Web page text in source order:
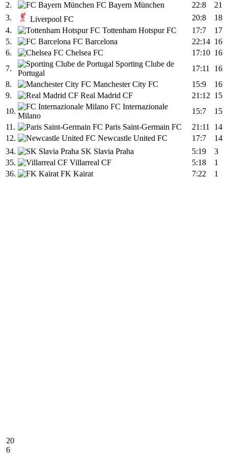
2.
FC Bayern München 22:8
21
3.
Liverpool FC 20:8
18
4.
Tottenham Hotspur FC 17:7
17
5.
FC Barcelona 22:14 16
6.
Chelsea FC 17:10 16
7.
Sporting Clube de
Portugal
17:11
16
8.
Manchester City FC 15:9
16
9.
Real Madrid CF 21:12 15
10.
FC Internazionale
Milano
15:7
15
11.
Paris Saint-Germain FC 21:11
14
12.
Newcastle United FC 17:7
14
34.
SK Slavia Praha 5:19
3
35.
Villarreal CF 5:18
1
36.
FK Kairat 7:22 1
20
6